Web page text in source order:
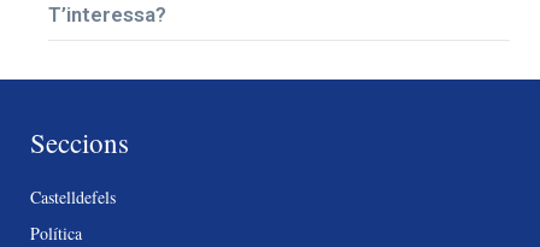
T’interessa?
Seccions
Castelldefels
Política